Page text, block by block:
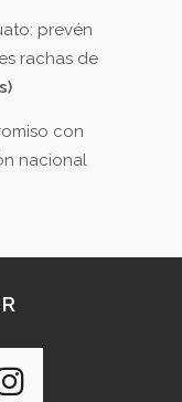
prevén
rachas de
con
nacional